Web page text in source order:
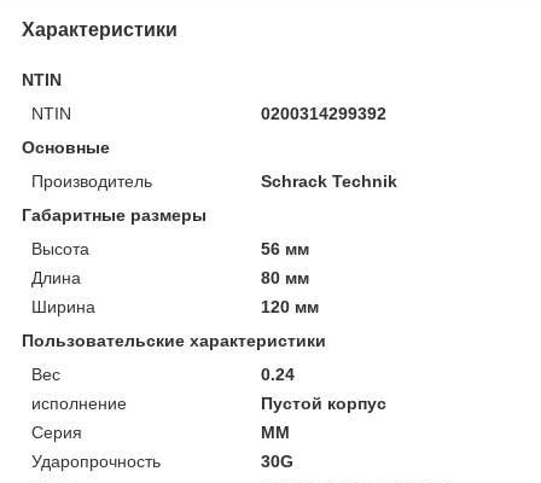
Характеристики
NTIN
NTIN
0200314299392
Основные
Производитель
Schrack Technik
Габаритные размеры
Высота
56 мм
Длина
80 мм
Ширина
120 мм
Пользовательские характеристики
Вес
0.24
исполнение
Пустой корпус
Серия
MM
Ударопрочность
30G